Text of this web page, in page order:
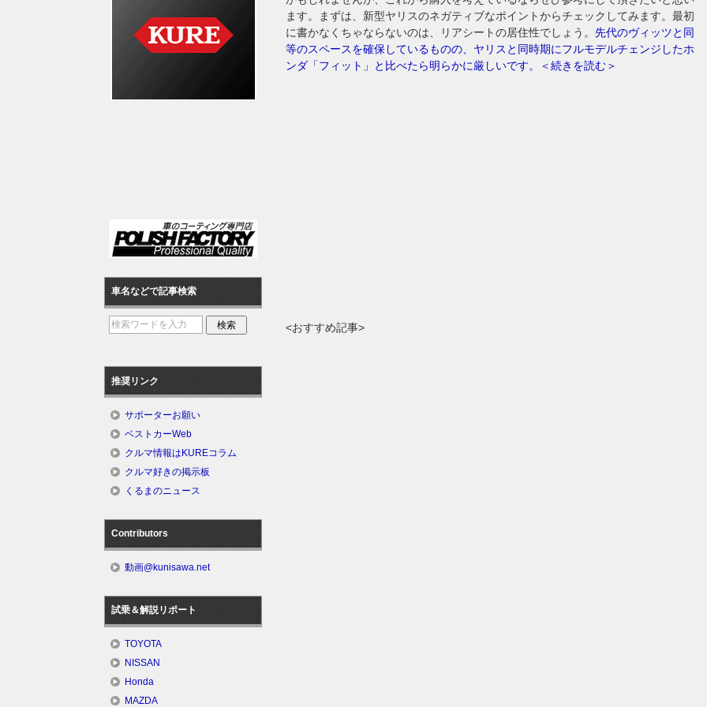
ます。まずは、新型ヤリスのネガティブなポイントからチェックしてみます。最初
に書かなくちゃならないのは、リアシートの居住性でしょう。 先代のヴィッツと同
等のスペースを確保しているものの、ヤリスと同時期にフルモデルチェンジしたホ
ンダ「フィット」と比べたら明らかに厳しいです。＜続きを読む＞
<おすすめ記事>
車名などで記事検索
推奨リンク
サポーターお願い
ベストカーWeb
クルマ情報はKUREコラム
クルマ好きの掲示板
くるまのニュース
Contributors
動画@kunisawa.net
試乗＆解説リポート
TOYOTA
NISSAN
Honda
MAZDA